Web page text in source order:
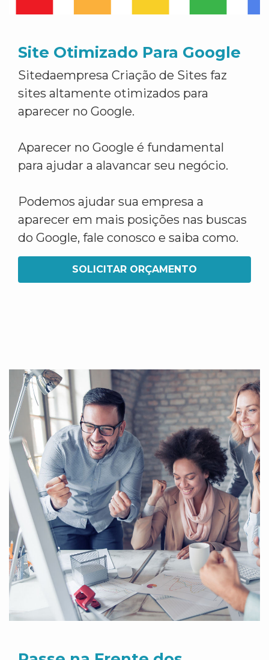
Site Otimizado Para Google
Sitedaempresa Criação de Sites faz
sites altamente otimizados para
aparecer no Google.
Aparecer no Google é fundamental
para ajudar a alavancar seu negócio.
Podemos ajudar sua empresa a
aparecer em mais posições nas buscas
do Google, fale conosco e saiba como.
SOLICITAR ORÇAMENTO